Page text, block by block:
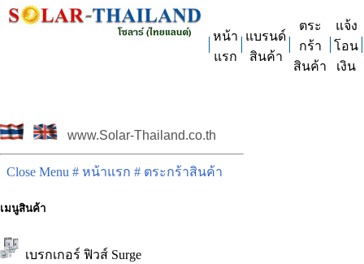
หน้า
แรก
แบรนด์
สินค้า
ตระ
กร้า
สินค้า
แจ้ง
โอน
เงิน
www.Solar-Thailand.co.th
Close Menu # หน้าแรก # ตระกร้าสินค้า
เมนูสินค้า
เบรกเกอร์ ฟิวส์ Surge